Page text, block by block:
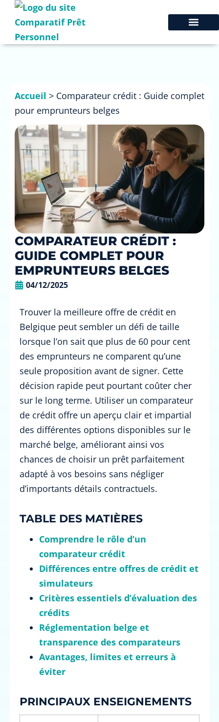
Accueil > Comparateur crédit : Guide complet
pour emprunteurs belges
COMPARATEUR CRÉDIT :
GUIDE COMPLET POUR
EMPRUNTEURS BELGES
04/12/2025
Trouver la meilleure offre de crédit en
Belgique peut sembler un défi de taille
lorsque l’on sait que plus de 60 pour cent
des emprunteurs ne comparent qu’une
seule proposition avant de signer. Cette
décision rapide peut pourtant coûter cher
sur le long terme. Utiliser un comparateur
de crédit offre un aperçu clair et impartial
des différentes options disponibles sur le
marché belge, améliorant ainsi vos
chances de choisir un prêt parfaitement
adapté à vos besoins sans négliger
d’importants détails contractuels.
TABLE DES MATIÈRES
Comprendre le rôle d’un
comparateur crédit
Différences entre offres de crédit et
simulateurs
Critères essentiels d’évaluation des
crédits
Réglementation belge et
transparence des comparateurs
Avantages, limites et erreurs à
éviter
PRINCIPAUX ENSEIGNEMENTS